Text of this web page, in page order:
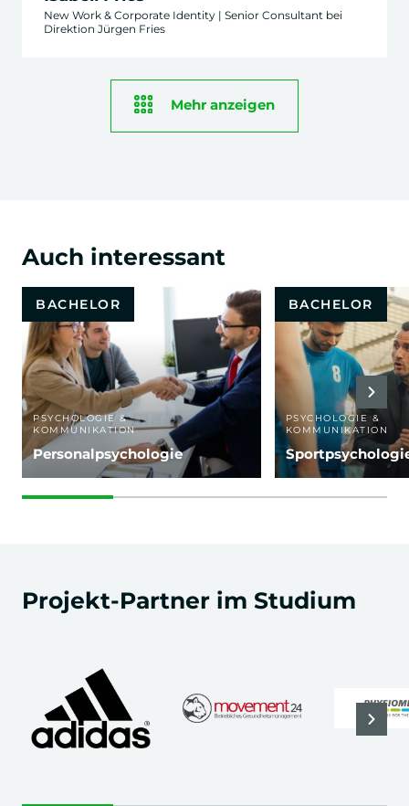
New Work & Corporate Identity | Senior Consultant bei
Direktion Jürgen Fries
Mehr anzeigen
Auch interessant
BACHELOR
PSYCHOLOGIE &
KOMMUNIKATION
Personalpsychologie
BACHELOR
PSYCHOLOGIE &
KOMMUNIKATION
Projekt-Partner im Studium